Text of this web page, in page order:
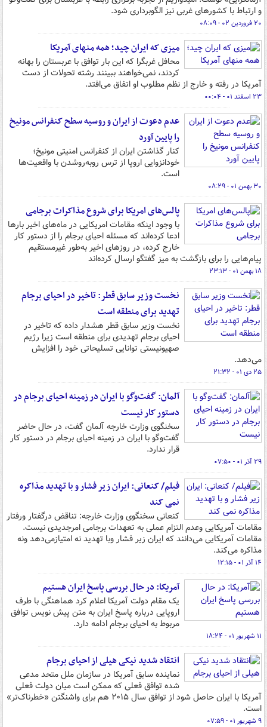
و ارتباط با کشورهای غربی نیز الگوبرداری شود.
۲۰ فروردین ۰۲ - ۰۸:۰۹
میزی که ایران چید؛ همه منهای آمریکا
محافل غربگرا که این بار توافق با عربستان را بهانه
کردند، نمی‌خواهند ببینند رشته تحولات از دست
آمریکا در رفته و خارج از نظم مطلوب او اتفاق می‌افتد.
۲۳ اسفند ۰۱ - ۰۰:۰۴
عدم دعوت از ایران و روسیه سطح کنفرانس مونیخ
را پایین آورد
کنار گذاشتن ایران از کنفرانس امنیتی مونیخ؛
خودانزوایی اروپا از ترس روبه‌روشدن با واقعیت‌ها
است.
۳۰ بهمن ۰۱ - ۰۸:۲۹
پالس‌های امریکا برای شروع مذاکرات برجامی
با وجود اینکه مقامات امریکایی در ماه‌های اخیر بارها
ادعا کرده‌اند که مسئله احیای برجام را از دستور کار
خارج کرده، در روزهای اخیر به‌طور غیرمستقیم
پیام‌هایی را برای بازگشت به میز گفتگو ارسال کرده‌اند
۱۸ بهمن ۰۱ - ۲۳:۱۳
نخست وزیر سابق قطر: تاخیر در احیای برجام
تهدید برای منطقه است
نخست وزیر سابق قطر هشدار داده که تاخیر در
احیای برجام تهدیدی برای منطقه است زیرا رژیم
صهیونیستی توانایی تسلیحاتی خود را افزایش
می‌دهد.
۲۵ دی ۰۱ - ۲۱:۳۲
آلمان: گفت‌وگو با ایران در زمینه احیای برجام در
دستور کار نیست
سخنگوی وزارت خارجه آلمان گفت، در حال حاضر
گفت‌وگو با ایران در زمینه احیای برجام در دستور کار
قرار ندارد.
۲۹ آذر ۰۱ - ۰۷:۵۰
فیلم/ کنعانی: ایران زیر فشار و با تهدید مذاکره
نمی کند
کنعانی سخنگوی وزارت خارجه: تناقض درگفتار ورفتار
مقامات آمریکایی وعدم التزام عملی به تعهدات برجامی امرجدیدی نیست.
مقامات آمریکایی می‌دانند که ایران زیر فشار وبا تهدید نه امتیازمی‌دهد ونه
مذاکره می‌کند.
۱۴ آذر ۰۱ - ۱۲:۱۵
آمریکا: در حال بررسی پاسخ ایران هستیم
یک مقام دولت آمریکا اعلام کرد هماهنگی با طرف
اروپایی درباره پاسخ ایران به متن پیش نویس توافق
مربوط به احیای برجام ادامه دارد.
۱۱ شهریور ۰۱ - ۱۸:۲۴
انتقاد شدید نیکی هیلی از احیای برجام
نماینده سابق آمریکا در سازمان ملل متحد مدعی
شده توافق فعلی که ممکن است میان دولت فعلی
آمریکا با ایران حاصل شود از توافق سال ۲۰۱۵ هم برای واشنگتن «خطرناک‌تر»
است.
۹ شهریور ۰۱ - ۰۷:۵۹